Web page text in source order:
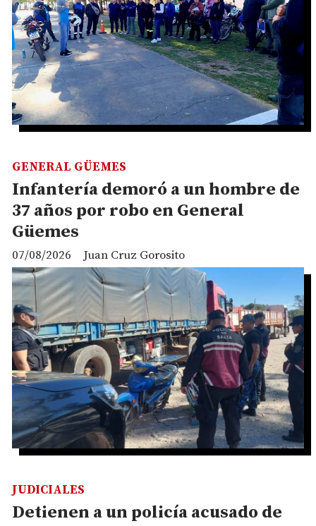
Infantería demoró a un hombre de
37 años por robo en General
Güemes
Juan Cruz Gorosito
GENERAL GÜEMES
07/08/2026
Detienen a un policía acusado de
JUDICIALES